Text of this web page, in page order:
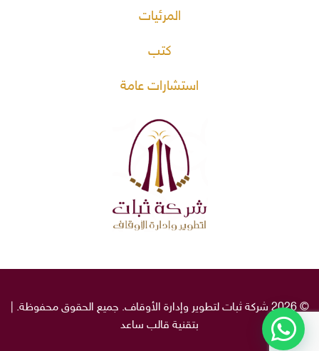
المرئيات
كتب
استشارات عامة
© 2026 شركة ثبات لتطوير وإدارة الأوقاف. جميع الحقوق محفوظة. |
بتقنية قالب ساعد